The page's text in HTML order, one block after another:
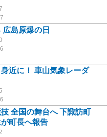
島原爆の日
近に！ 車山気象レーダ
全国の舞台へ 下諏訪町
町長へ報告